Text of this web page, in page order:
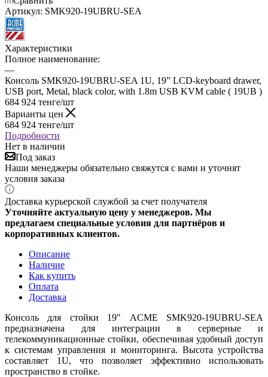
Артикул: SMK920-19UBRU-SEA
Характеристики
Полное наименование:
—
Консоль SMK920-19UBRU-SEA 1U, 19” LCD-keyboard drawer,
USB port, Metal, black color, with 1.8m USB KVM cable ( 19UB )
684 924 тенге/шт
Варианты цен
684 924 тенге/шт
Подробности
Нет в наличии
Под заказ
Наши менеджеры обязательно свяжутся с вами и уточнят
условия заказа
Доставка курьерской службой за счет получателя
Уточняйте актуальную цену у менеджеров. Мы
предлагаем специальные условия для партнёров и
корпоративных клиентов.
Описание
Наличие
Как купить
Оплата
Доставка
Консоль для стойки 19" ACME SMK920-19UBRU-SEA
предназначена для интеграции в серверные и
телекоммуникационные стойки, обеспечивая удобный доступ
к системам управления и мониторинга. Высота устройства
составляет 1U, что позволяет эффективно использовать
пространство в стойке.